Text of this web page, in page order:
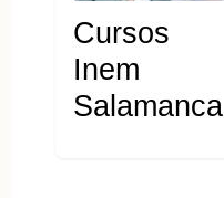
Cursos
Inem
Salamanca